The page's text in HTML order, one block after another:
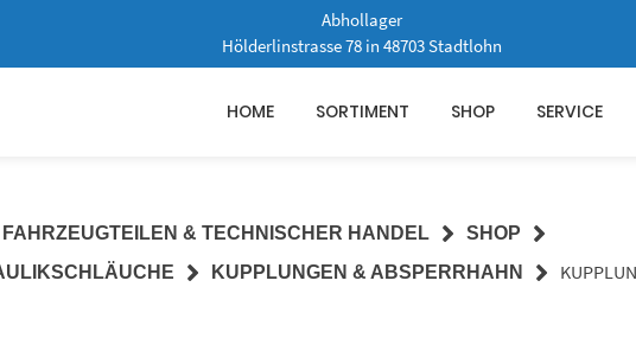
Abhollager
Hölderlinstrasse 78 in 48703 Stadtlohn
HOME SORTIMENT SHOP SERVICE
& TECHNISCHER HANDEL
SHOP
KUPPLUNGEN & ABSPERRHAHN